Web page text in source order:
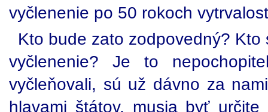
vyčlenenie po 50 rokoch
Kto bude zato zodpovedný?
vyčlenenie? Je to
vyčleňovali, sú už dávno za
hlavami štátov, musia byť